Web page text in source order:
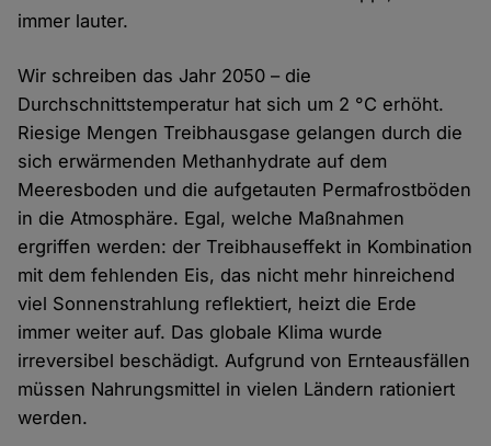
immer lauter.
Wir schreiben das Jahr 2050 – die
Durchschnittstemperatur hat sich um 2 °C erhöht.
Riesige Mengen Treibhausgase gelangen durch die
sich erwärmenden Methanhydrate auf dem
Meeresboden und die aufgetauten Permafrostböden
in die Atmosphäre. Egal, welche Maßnahmen
ergriffen werden: der Treibhauseffekt in Kombination
mit dem fehlenden Eis, das nicht mehr hinreichend
viel Sonnenstrahlung reflektiert, heizt die Erde
immer weiter auf. Das globale Klima wurde
irreversibel beschädigt. Aufgrund von Ernteausfällen
müssen Nahrungsmittel in vielen Ländern rationiert
werden.